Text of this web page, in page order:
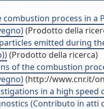
process in a
(Prodotto della
emitted during
(Prodotto della ricerca)
of the combustion
(http://www.cnr.it/
in a high
(Contributo in atti